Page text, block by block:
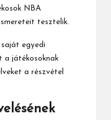
NBA
tesztelik.
saját egyedi
a játékosoknak
a részvétel